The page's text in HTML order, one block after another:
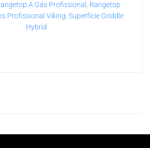
A Gás Profissional , Rangetop
Profissional Viking, Superfície Griddle
Hybrid